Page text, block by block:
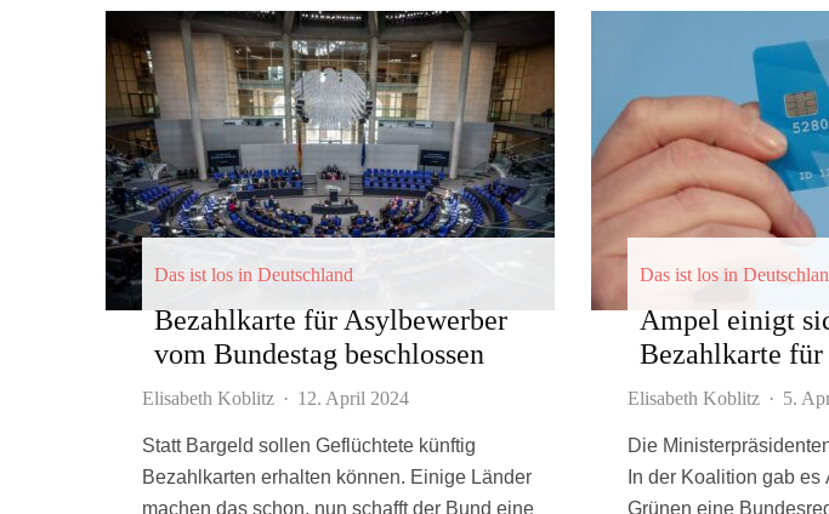
Das ist los in Deutschland
Bezahlkarte für Asylbewerber
vom Bundestag beschlossen
Elisabeth Koblitz · 12. April 2024
Statt Bargeld sollen Geflüchtete künftig
Bezahlkarten erhalten können. Einige Länder
machen das schon, nun schafft der Bund eine
Das ist los in
Ampel einigt
Bezahlkarte
Elisabeth Koblitz · 5.
Die
In der Koalition gab
Grünen eine